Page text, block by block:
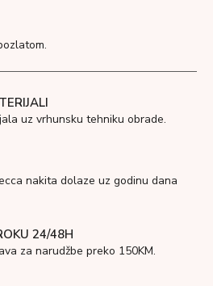
uz vrhunsku tehniku obrade.
nakita dolaze uz godinu dana
24/48H
za narudžbe preko 150KM.